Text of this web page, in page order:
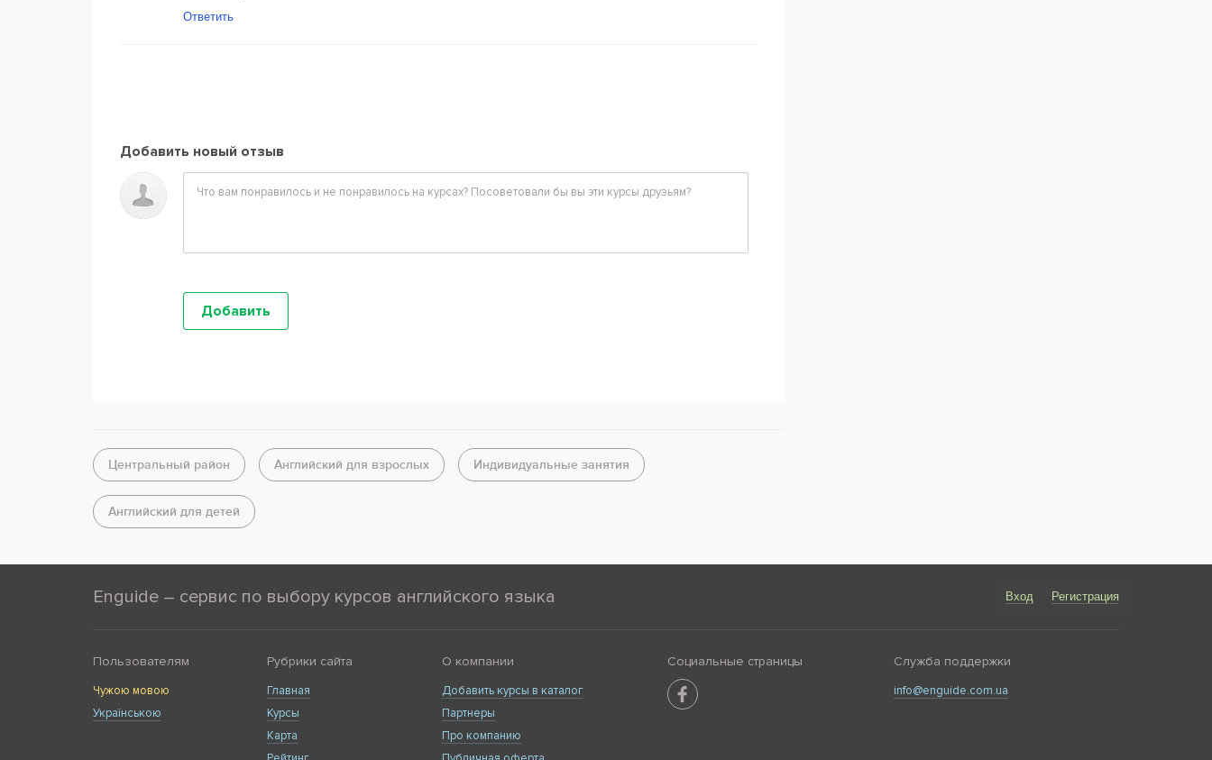
Ответить
Добавить новый отзыв
Центральный район Английский для взрослых Индивидуальные занятия
Английский для детей
Enguide – сервис по выбору курсов английского языка Вход Регистрация
Пользователям
Чужою мовою
Українською
Рубрики сайта
Главная
Курсы
Карта
О компании
Добавить курсы в каталог
Партнеры
Про компанию
Социальные страницы Служба поддержки
info@enguide.com.ua